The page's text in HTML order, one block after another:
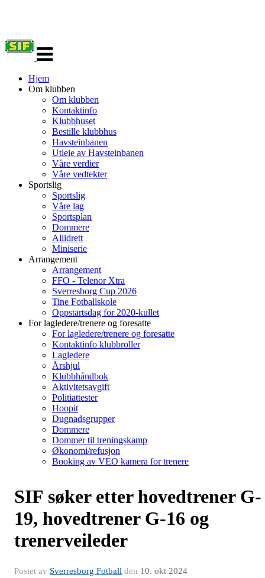
navigasjon
Hjem
Om klubben
Om klubben
Kontaktinfo
Klubbhuset
Bestille klubbhus
Havsteinbanen
Utleie av Havsteinbanen
Våre verdier
Våre vedtekter
Sportslig
Sportslig
Våre lag
Sportsplan
Dommere
Allidrett
Miniserie
Arrangement
Arrangement
FFO - Telenor Xtra
Sverresborg Cup 2026
Tine Fotballskole
Oppstartsdag for 2020-kullet
For lagledere/trenere og foresatte
For lagledere/trenere og foresatte
Kontaktinfo klubbroller
Lagledere
Årshjul
Klubbhåndbok
Aktivitetsavgift
Politiattester
Hoopit
Dugnadsgrupper
Dommere
Dommer til treningskamp
Økonomi/refusjon
Booking av VEO kamera for trenere
SIF søker etter hovedtrener G-
19, hovedtrener G-16 og
trenerveileder
Postet av Sverresborg Fotball den 10. okt 2024